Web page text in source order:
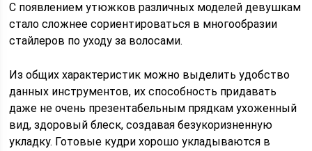
С появлением утюжков различных моделей девушкам
стало сложнее сориентироваться в многообразии
стайлеров по уходу за волосами.
Из общих характеристик можно выделить удобство
данных инструментов, их способность придавать
даже не очень презентабельным прядкам ухоженный
вид, здоровый блеск, создавая безукоризненную
укладку. Готовые кудри хорошо укладываются в